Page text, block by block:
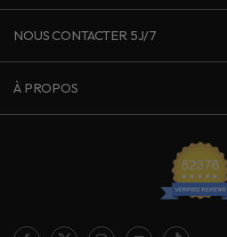
NOUS CONTACTER 5J/7
À PROPOS